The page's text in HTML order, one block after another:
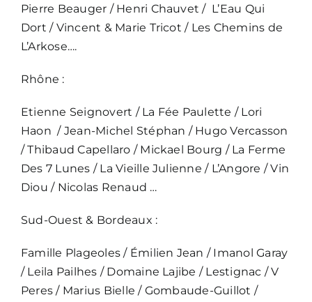
Pierre Beauger / Henri Chauvet / L’Eau Qui
Dort / Vincent & Marie Tricot / Les Chemins de
L’Arkose….
Rhône :
Etienne Seignovert / La Fée Paulette / Lori
Haon / Jean-Michel Stéphan / Hugo Vercasson
/ Thibaud Capellaro / Mickael Bourg / La Ferme
Des 7 Lunes / La Vieille Julienne / L’Angore / Vin
Diou / Nicolas Renaud …
Sud-Ouest & Bordeaux :
Famille Plageoles / Émilien Jean / Imanol Garay
/ Leila Pailhes / Domaine Lajibe / Lestignac / V
Peres / Marius Bielle / Gombaude-Guillot /